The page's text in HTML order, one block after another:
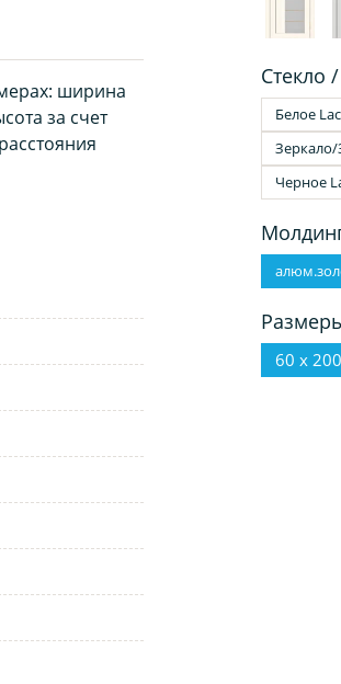
ширина
за счет
Стекло /
Белое
Зеркало/
Черное
60 х 200